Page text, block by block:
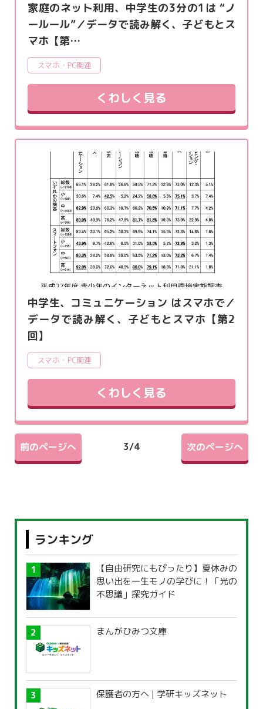
家庭のネット利用、中学生の3分の1は “ノ
ールール”／データで読み解く、子どもとス
マホ【第…
スマホ・PC関連
くわしく見る
中学生、コミュニケーション はスマホで／
データで読み解く、子どもとスマホ【第2
回】
スマホ・PC関連
くわしく見る
前のページへ 次のページへ
3/4
ランキング
【自由研究にもぴったり】夏休みの
思い出を一生モノの学びに！「光の
不思議」探究ガイド
まんがひみつ文庫
保護者の方へ | 学研キッズネット